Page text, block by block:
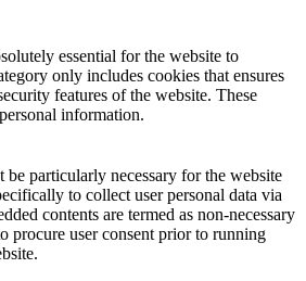
essential for the website to
only includes cookies that ensures
features of the website. These
information.
particularly necessary for the website
to collect user personal data via
contents are termed as non-necessary
procure user consent prior to running